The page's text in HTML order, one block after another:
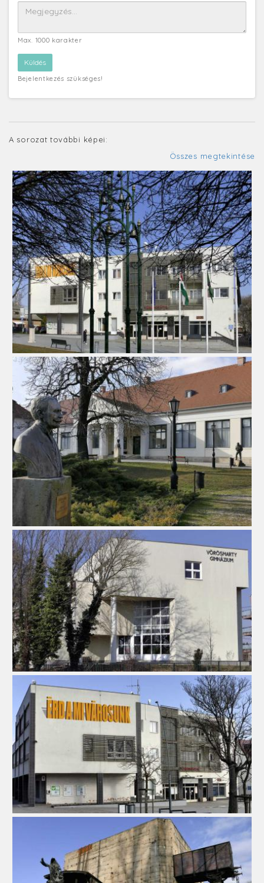
Max. 1000 karakter
Bejelentkezés szükséges!
A sorozat további képei:
Összes megtekintése